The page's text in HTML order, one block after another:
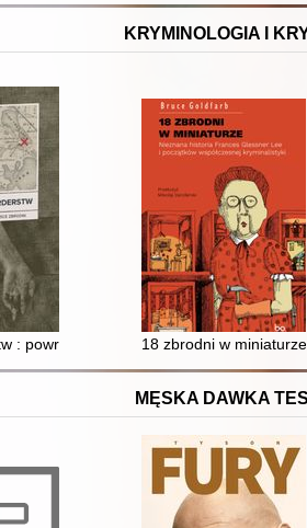
KRYMINOLOGIA I
: powrót na miejsce zbrodni, od
18 zbrodni w
MĘSKA DAWKA